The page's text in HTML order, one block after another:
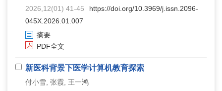
2026,12(01) 41-45
https://doi.org/10.3969/j.issn.2096-
045X.2026.01.007
摘要
PDF全文
新医科背景下医学计算机教育探索
付小雪, 张霞, 王一鸿